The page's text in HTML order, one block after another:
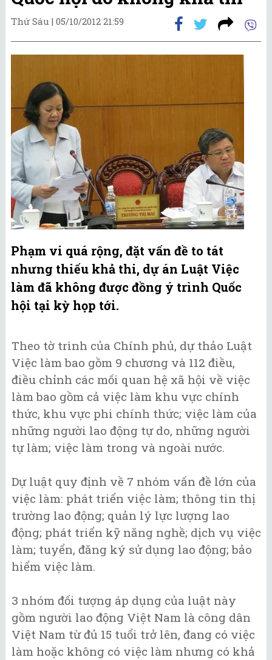
Thứ Sáu | 05/10/2012 21:59
Phạm vi quá rộng, đặt vấn đề to tát
nhưng thiếu khả thi, dự án Luật Việc
làm đã không được đồng ý trình Quốc
hội tại kỳ họp tới.
Theo tờ trình của Chính phủ, dự thảo Luật
Việc làm bao gồm 9 chương và 112 điều,
điều chỉnh các mối quan hệ xã hội về việc
làm bao gồm cả việc làm khu vực chính
thức, khu vực phi chính thức; việc làm của
những người lao động tự do, những người
tự làm; việc làm trong và ngoài nước.
Dự luật quy định về 7 nhóm vấn đề lớn của
việc làm: phát triển việc làm; thông tin thị
trường lao động; quản lý lực lượng lao
động; phát triển kỹ năng nghề; dịch vụ việc
làm; tuyển, đăng ký sử dụng lao động; bảo
hiểm việc làm.
3 nhóm đối tượng áp dụng của luật này
gồm người lao động Việt Nam là công dân
Việt Nam từ đủ 15 tuổi trở lên, đang có việc
làm hoặc không có việc làm nhưng có khả